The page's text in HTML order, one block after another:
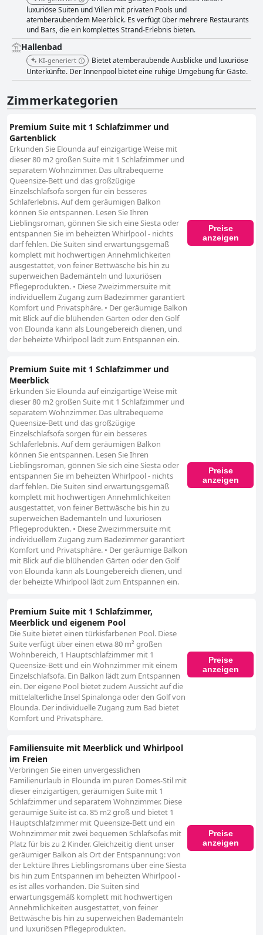
luxuriöse Suiten und Villen mit privaten Pools und
atemberaubendem Meerblick. Es verfügt über mehrere Restaurants
und Bars, die ein komplettes Strand-Erlebnis bieten.
Hallenbad
KI-generiert
Bietet atemberaubende Ausblicke und luxuriöse
Unterkünfte. Der Innenpool bietet eine ruhige Umgebung für Gäste.
Zimmerkategorien
Premium Suite mit 1 Schlafzimmer und
Gartenblick
Erkunden Sie Elounda auf einzigartige Weise mit
dieser 80 m2 großen Suite mit 1 Schlafzimmer und
separatem Wohnzimmer. Das ultrabequeme
Queensize-Bett und das großzügige
Einzelschlafsofa sorgen für ein besseres
Schlaferlebnis. Auf dem geräumigen Balkon
können Sie entspannen. Lesen Sie Ihren
Lieblingsroman, gönnen Sie sich eine Siesta oder
entspannen Sie im beheizten Whirlpool - nichts
darf fehlen. Die Suiten sind erwartungsgemäß
komplett mit hochwertigen Annehmlichkeiten
ausgestattet, von feiner Bettwäsche bis hin zu
superweichen Bademänteln und luxuriösen
Pflegeprodukten. • Diese Zweizimmersuite mit
individuellem Zugang zum Badezimmer garantiert
Komfort und Privatsphäre. • Der geräumige Balkon
mit Blick auf die blühenden Gärten oder den Golf
von Elounda kann als Loungebereich dienen, und
der beheizte Whirlpool lädt zum Entspannen ein.
Preise
anzeigen
Premium Suite mit 1 Schlafzimmer und
Meerblick
Erkunden Sie Elounda auf einzigartige Weise mit
dieser 80 m2 großen Suite mit 1 Schlafzimmer und
separatem Wohnzimmer. Das ultrabequeme
Queensize-Bett und das großzügige
Einzelschlafsofa sorgen für ein besseres
Schlaferlebnis. Auf dem geräumigen Balkon
können Sie entspannen. Lesen Sie Ihren
Lieblingsroman, gönnen Sie sich eine Siesta oder
entspannen Sie im beheizten Whirlpool - nichts
darf fehlen. Die Suiten sind erwartungsgemäß
komplett mit hochwertigen Annehmlichkeiten
ausgestattet, von feiner Bettwäsche bis hin zu
superweichen Bademänteln und luxuriösen
Pflegeprodukten. • Diese Zweizimmersuite mit
individuellem Zugang zum Badezimmer garantiert
Komfort und Privatsphäre. • Der geräumige Balkon
mit Blick auf die blühenden Gärten oder den Golf
von Elounda kann als Loungebereich dienen, und
der beheizte Whirlpool lädt zum Entspannen ein.
Preise
anzeigen
Premium Suite mit 1 Schlafzimmer,
Meerblick und eigenem Pool
Die Suite bietet einen türkisfarbenen Pool. Diese
Suite verfügt über einen etwa 80 m² großen
Wohnbereich, 1 Hauptschlafzimmer mit 1
Queensize-Bett und ein Wohnzimmer mit einem
Einzelschlafsofa. Ein Balkon lädt zum Entspannen
ein. Der eigene Pool bietet zudem Aussicht auf die
mittelalterliche Insel Spinalonga oder den Golf von
Elounda. Der individuelle Zugang zum Bad bietet
Komfort und Privatsphäre.
Preise
anzeigen
Familiensuite mit Meerblick und Whirlpool
im Freien
Verbringen Sie einen unvergesslichen
Familienurlaub in Elounda im puren Domes-Stil mit
dieser einzigartigen, geräumigen Suite mit 1
Schlafzimmer und separatem Wohnzimmer. Diese
geräumige Suite ist ca. 85 m2 groß und bietet 1
Hauptschlafzimmer mit Queensize-Bett und ein
Wohnzimmer mit zwei bequemen Schlafsofas mit
Platz für bis zu 2 Kinder. Gleichzeitig dient unser
geräumiger Balkon als Ort der Entspannung: von
der Lektüre Ihres Lieblingsromans über eine Siesta
bis hin zum Entspannen im beheizten Whirlpool -
es ist alles vorhanden. Die Suiten sind
erwartungsgemäß komplett mit hochwertigen
Annehmlichkeiten ausgestattet, von feiner
Bettwäsche bis hin zu superweichen Bademänteln
und luxuriösen Pflegeprodukten.
Preise
anzeigen